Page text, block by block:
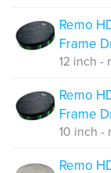
Remo
Frame
12 inch -
Remo
Frame
10 inch -
Remo